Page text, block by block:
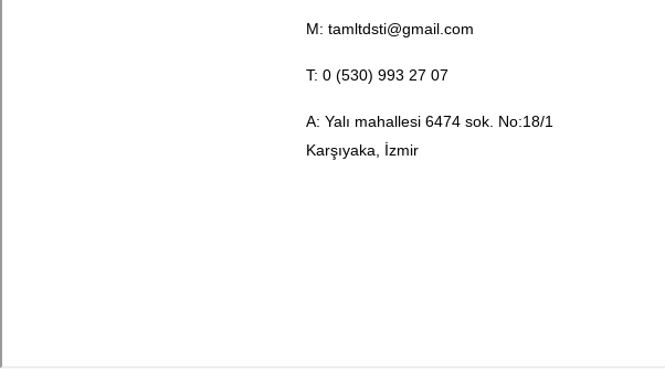
M: tamltdsti@gmail.com
T: 0 (530) 993 27 07
A: Yalı mahallesi 6474 sok. No:18/1
Karşıyaka, İzmir